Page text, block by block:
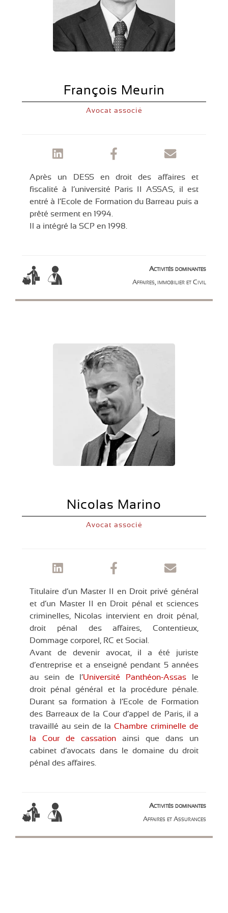
François Meurin
Avocat associé
Après un DESS en droit des affaires et
fiscalité à l’université Paris II ASSAS, il est
entré à l’Ecole de Formation du Barreau puis a
prêté serment en 1994.
Il a intégré la SCP en 1998.
Activités dominantes
Affaires, immobilier et Civil
Nicolas Marino
Avocat associé
Titulaire d’un Master II en Droit privé général
et d’un Master II en Droit pénal et sciences
criminelles, Nicolas intervient en droit pénal,
droit pénal des affaires, Contentieux,
Dommage corporel, RC et Social.
Avant de devenir avocat, il a été juriste
d’entreprise et a enseigné pendant 5 années
au sein de l’Université Panthéon-Assas le
droit pénal général et la procédure pénale.
Durant sa formation à l’Ecole de Formation
des Barreaux de la Cour d’appel de Paris, il a
travaillé au sein de la Chambre criminelle de
la Cour de cassation ainsi que dans un
cabinet d’avocats dans le domaine du droit
pénal des affaires.
Activités dominantes
Affaires et Assurances